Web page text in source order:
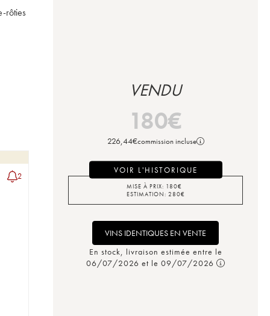
rôties
2
VENDU
180€
226,44€commission incluse
VOIR L'HISTORIQUE
MISE À PRIX: 180€
ESTIMATION: 280€
VINS IDENTIQUES EN VENTE
En stock, livraison estimée entre le
06/07/2026 et le 09/07/2026